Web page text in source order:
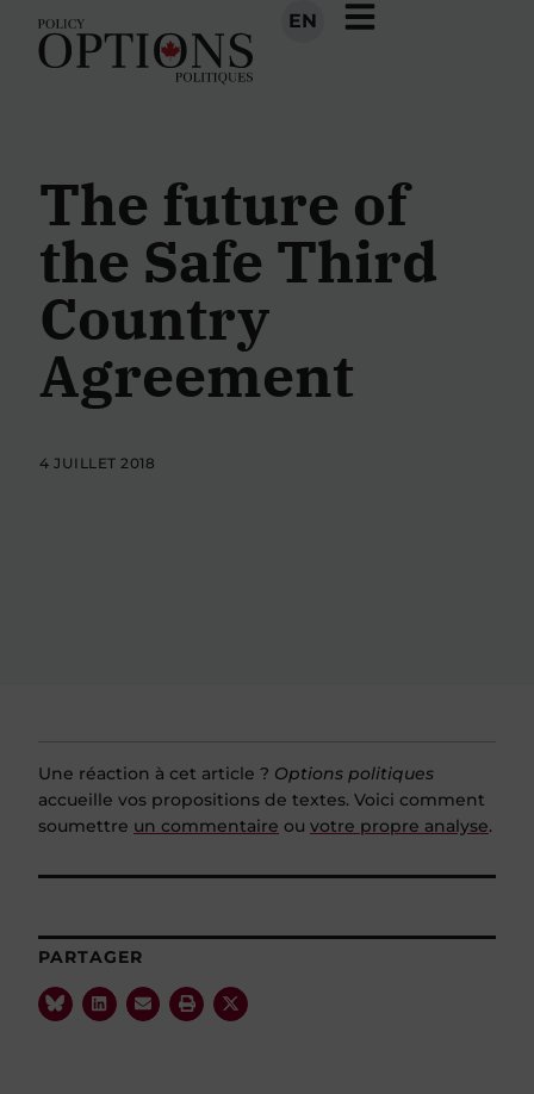
EN
The future of
the Safe Third
Country
Agreement
4 JUILLET 2018
Une réaction à cet article ? Options politiques
accueille vos propositions de textes. Voici comment
soumettre un commentaire ou votre propre analyse.
PARTAGER